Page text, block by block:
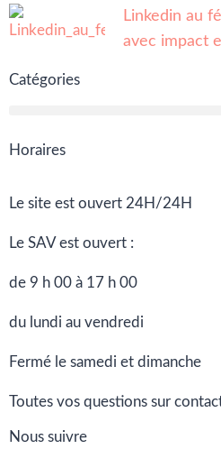
Linkedin au
avec impact
Catégories
Horaires
Le site est ouvert 24H/24H
Le SAV est ouvert :
de 9 h 00 à 17 h 00
du lundi au vendredi
Fermé le samedi et dimanche
Toutes vos questions sur
Nous suivre